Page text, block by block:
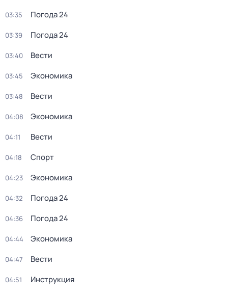
03:35 Погода 24
03:39 Погода 24
03:40 Вести
03:45 Экономика
03:48 Вести
04:08 Экономика
04:11 Вести
04:18 Спорт
04:23 Экономика
04:32 Погода 24
04:36 Погода 24
04:44 Экономика
04:47 Вести
04:51 Инструкция